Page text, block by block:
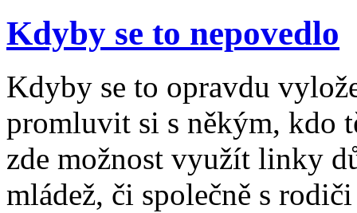
Kdyby se to nepovedlo
Kdyby se to opravdu
promluvit si s někým, kdo
zde možnost využít linky
mládež, či společně s